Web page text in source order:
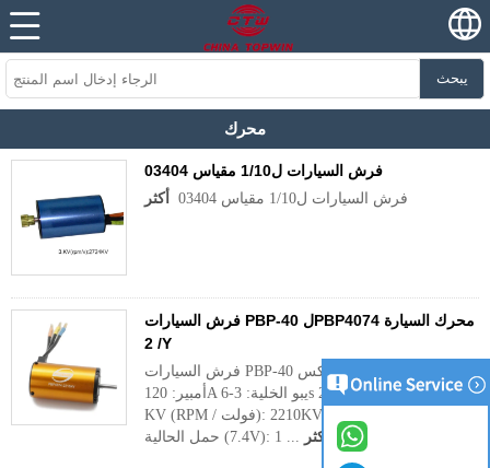
يبحث
محرك
فرش السيارات ل1/10 مقياس 03404
فرش السيارات ل1/10 مقياس 03404 أكثر
فرش السيارات PBP-40 لPBP4074 محرك السيارة
/ 2Y
فرش السيارات PBP-40 لمحرك السيارة ماكس
أمبير: 120A يبو الخلية: 3-6s ماكس الطاقة: 2600W
KV (RPM / فولت): 2210KV المقاومة: 0.0062 لا
حمل الحالية (7.4V): 1 ... أكثر